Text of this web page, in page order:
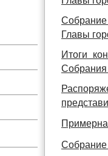
Собрание
Главы
Итоги
Собрания
Собрание